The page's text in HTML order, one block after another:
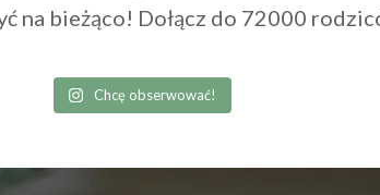
na bieżąco! Dołącz do 72000
Chcę obserwować!